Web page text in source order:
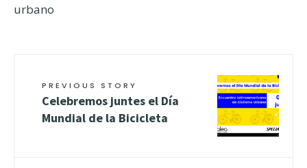
urbano
PREVIOUS STORY
Celebremos juntes el Día
Mundial de la Bicicleta